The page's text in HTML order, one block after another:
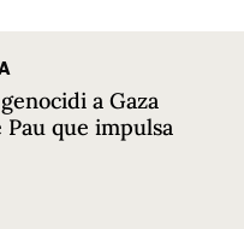
a Gaza
que impulsa